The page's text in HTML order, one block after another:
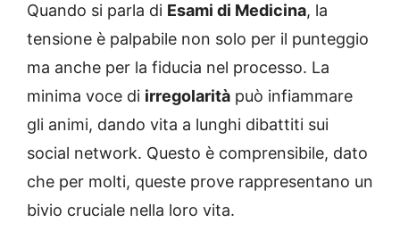
Quando si parla di Esami di Medicina, la
tensione è palpabile non solo per il punteggio
ma anche per la fiducia nel processo. La
minima voce di irregolarità può infiammare
gli animi, dando vita a lunghi dibattiti sui
social network. Questo è comprensibile, dato
che per molti, queste prove rappresentano un
bivio cruciale nella loro vita.